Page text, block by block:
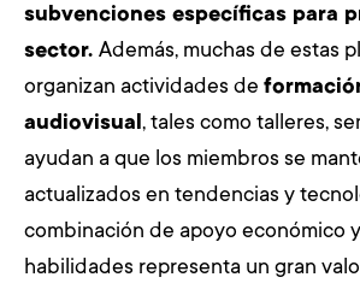
subvenciones específicas para
sector. Además, muchas de estas
organizan actividades de
audiovisual , tales como talleres,
ayudan a que los miembros se
actualizados en tendencias y
combinación de apoyo económico
habilidades representa un gran